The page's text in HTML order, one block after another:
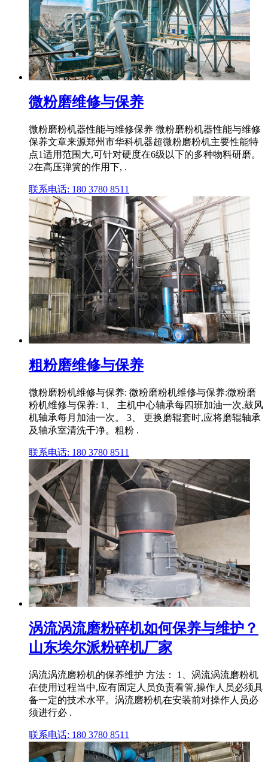
微粉磨维修与保养
微粉磨粉机器性能与维修保养 微粉磨粉机器性能与维修
保养文章来源郑州市华科机器超微粉磨粉机主要性能特
点1适用范围大,可针对硬度在6级以下的多种物料研磨。
2在高压弹簧的作用下, .
联系电话: 180 3780 8511
粗粉磨维修与保养
微粉磨粉机维修与保养: 微粉磨粉机维修与保养:微粉磨
粉机维修与保养: 1、 主机中心轴承每四班加油一次,鼓风
机轴承每月加油一次。 3、 更换磨辊套时,应将磨辊轴承
及轴承室清洗干净。粗粉 .
联系电话: 180 3780 8511
涡流涡流磨粉碎机如何保养与维护？
山东埃尔派粉碎机厂家
涡流涡流磨粉机的保养维护 方法： 1、涡流涡流磨粉机
在使用过程当中,应有固定人员负责看管,操作人员必须具
备一定的技术水平。涡流磨粉机在安装前对操作人员必
须进行必 .
联系电话: 180 3780 8511